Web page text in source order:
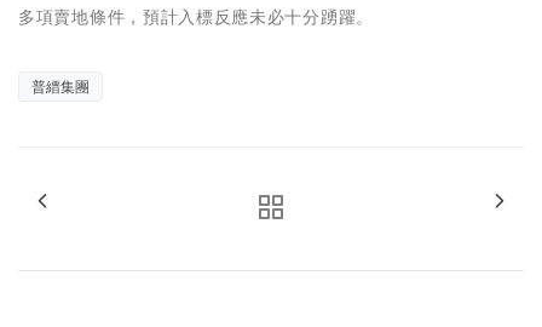
多項賣地條件，預計入標反應未必十分踴躍。
普縉集團